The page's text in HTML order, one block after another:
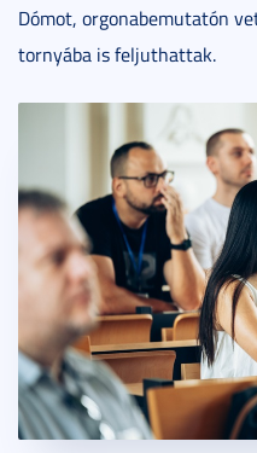
Dómot, orgonabemutatón
tornyába is feljuthattak.